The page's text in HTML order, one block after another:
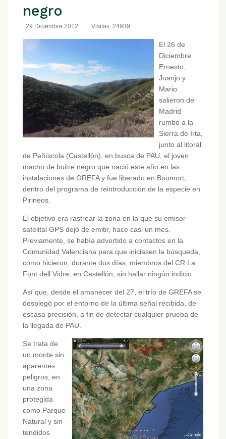
negro
29 Diciembre 2012 Visitas: 24939
El 26 de
Diciembre
Ernesto,
Juanjo y
Mario
salieron de
Madrid
rumbo a la
Sierra de Irta,
junto al litoral
de Peñíscola (Castellón), en busca de PAU, el joven
macho de buitre negro que nació este año en las
instalaciones de GREFA y fue liberado en Boumort,
dentro del programa de reintroducción de la especie en
Pirineos.
El objetivo era rastrear la zona en la que su emisor
satelital GPS dejó de emitir, hace casi un mes.
Previamente, se había advertido a contactos en la
Comunidad Valenciana para que iniciasen la búsqueda,
como hicieron, durante dos días, miembros del CR La
Font dell Vidre, en Castellón, sin hallar ningún indicio.
Así que, desde el amanecer del 27, el trío de GREFA se
desplegó por el entorno de la última señal recibida, de
escasa precisión, a fin de detectar cualquier prueba de
la llegada de PAU.
Se trata de
un monte sin
aparentes
peligros, en
una zona
protegida
como Parque
Natural y sin
tendidos